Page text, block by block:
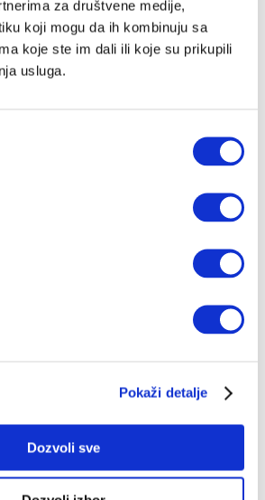
za društvene medije,
koji mogu da ih kombinuju sa
koje ste im dali ili koje su prikupili
usluga.
Pokaži detalje
Dozvoli sve
koji ubija Minotaura ili kao Supermena
bori protiv natprirodnih sila
ILIĆ 05.11.2023.